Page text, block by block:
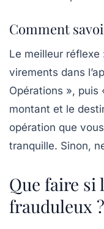
Comment
Le meilleur réflexe
virements dans
Opérations », puis
montant et le
opération que
tranquille. Sinon,
Que faire si
frauduleux ?